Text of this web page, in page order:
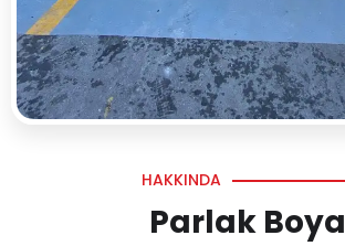
HAKKINDA
Parlak Boya